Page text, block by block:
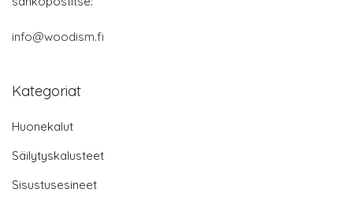
info@woodism.fi
Kategoriat
Huonekalut
Säilytyskalusteet
Sisustusesineet